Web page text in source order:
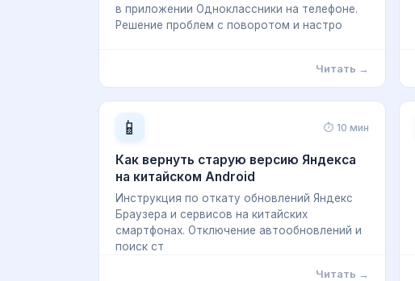
в приложении Одноклассники на телефоне.
Решение проблем с поворотом и настро
Читать →
📱 ⏱ 10 мин
Как вернуть старую версию Яндекса
на китайском Android
Инструкция по откату обновлений Яндекс
Браузера и сервисов на китайских
смартфонах. Отключение автообновлений и
поиск ст
Читать →